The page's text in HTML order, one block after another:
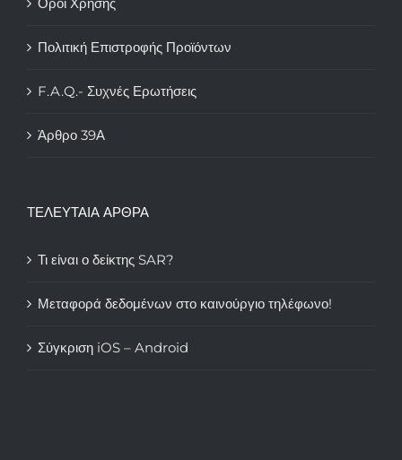
Πολιτική Επιστροφής Προϊόντων
F.A.Q.- Συχνές Ερωτήσεις
Άρθρο 39Α
ΤΕΛΕΥΤΑΙΑ ΑΡΘΡΑ
Τι είναι ο δείκτης SAR?
Μεταφορά δεδομένων στο καινούργιο τηλέφωνο!
Σύγκριση iOS – Android